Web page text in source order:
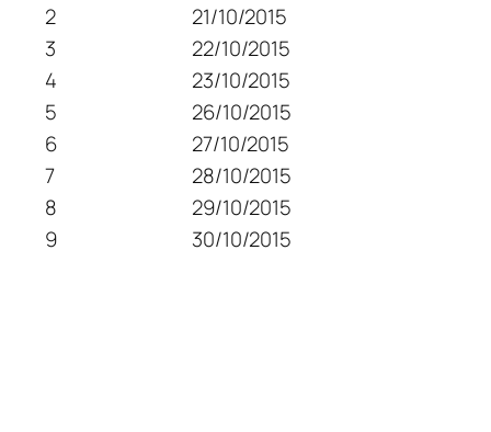
2
21/10/2015
3
22/10/2015
4
23/10/2015
5
26/10/2015
6
27/10/2015
7
28/10/2015
8
29/10/2015
9
30/10/2015